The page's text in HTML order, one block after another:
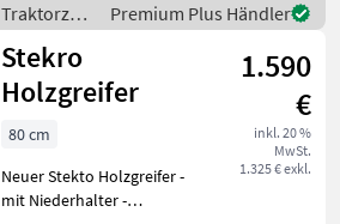
Traktorzubehör
/ Stekro
Premium Plus Händler
Stekro
Holzgreifer
1.590
€
inkl. 20 %
MwSt.
1.325 € exkl.
80 cm
Neuer Stekto Holzgreifer -
mit Niederhalter -